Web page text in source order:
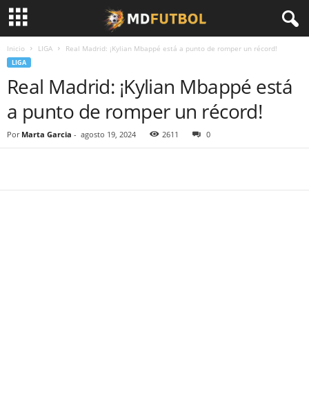
Inicio LIGA Real Madrid: ¡Kylian Mbappé está a punto de romper un récord!
LIGA
Real Madrid: ¡Kylian Mbappé está
a punto de romper un récord!
Por Marta Garcia - agosto 19, 2024 2611 0